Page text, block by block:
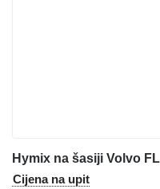
Hymix na šasiji Volvo
Cijena na upit